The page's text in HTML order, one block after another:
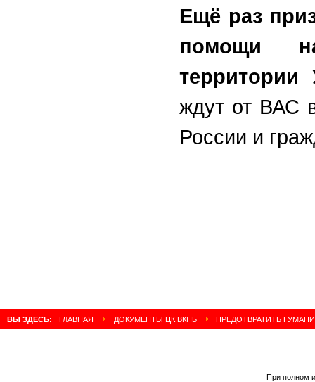
Ещё раз
помощи
ждут от ВАС
России и
ВЫ ЗДЕСЬ: ГЛАВНАЯ ДОКУМЕНТЫ ЦК ВКПБ ПРЕДОТВРАТИТЬ
При полном